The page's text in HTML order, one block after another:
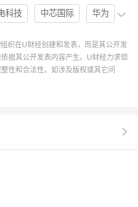
科技 中芯国际 华为
国产芯片 DRAM
科技 ASMPT
织在U财经创建和发表，而是其公开发
据其公开发表内容产生。U财经力求但
性和合法性。如涉及版权或其它问